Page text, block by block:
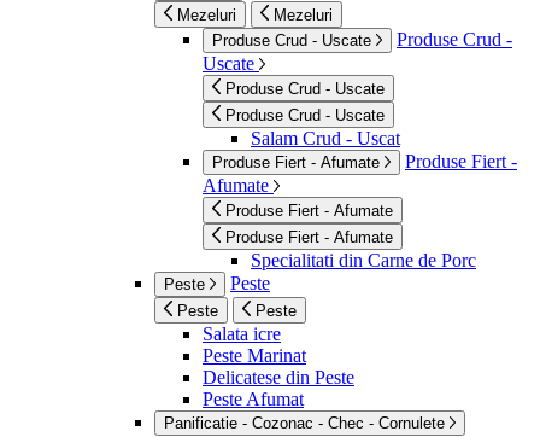
Mezeluri
Mezeluri
Produse Crud - Uscate
Produse Crud -
Uscate
Produse Crud - Uscate
Produse Crud - Uscate
Salam Crud - Uscat
Produse Fiert - Afumate
Produse Fiert -
Afumate
Produse Fiert - Afumate
Produse Fiert - Afumate
Specialitati din Carne de Porc
Peste Peste
Peste Peste
Salata icre
Peste Marinat
Delicatese din Peste
Peste Afumat
Panificatie - Cozonac - Chec - Cornulete